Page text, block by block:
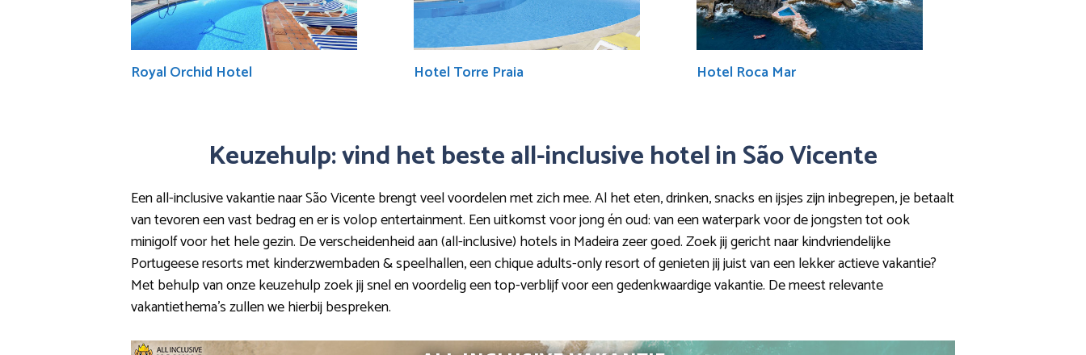
Royal Orchid Hotel Hotel Torre Praia Hotel Roca Mar
Keuzehulp: vind het beste all-inclusive hotel in São Vicente
Een all-inclusive vakantie naar São Vicente brengt veel voordelen met zich mee. Al het eten, drinken, snacks en ijsjes zijn inbegrepen, je betaalt
van tevoren een vast bedrag en er is volop entertainment. Een uitkomst voor jong én oud: van een waterpark voor de jongsten tot ook
minigolf voor het hele gezin. De verscheidenheid aan (all-inclusive) hotels in Madeira zeer goed. Zoek jij gericht naar kindvriendelijke
Portugeese resorts met kinderzwembaden & speelhallen, een chique adults-only resort of genieten jij juist van een lekker actieve vakantie?
Met behulp van onze keuzehulp zoek jij snel en voordelig een top-verblijf voor een gedenkwaardige vakantie. De meest relevante
vakantiethema’s zullen we hierbij bespreken.